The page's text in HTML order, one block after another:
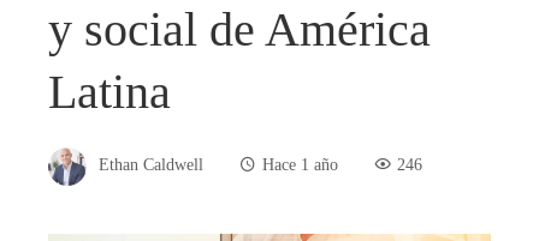
y social de América
Latina
Ethan Caldwell Hace 1 año 246